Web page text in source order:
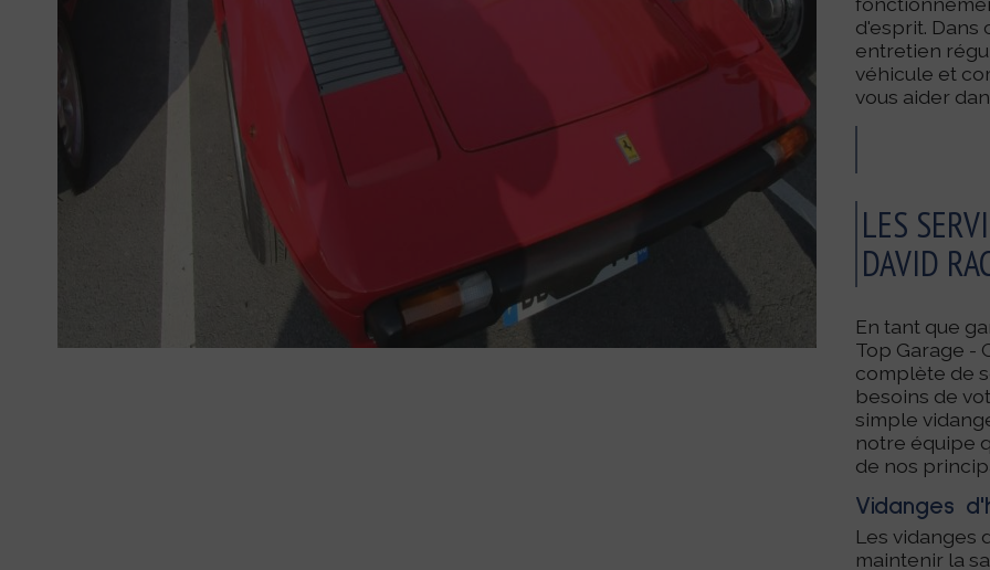
d'esprit. Dans
entretien
véhicule et
vous aider
LES
DAVID
En tant que
Top Garage -
complète de
besoins de
simple
notre équipe
de nos
Vidanges
Les vidanges
maintenir la